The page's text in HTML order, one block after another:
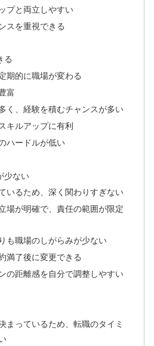
プと両立しやすい
スを重視できる
る
期的に職場が変わる
富
く、経験を積むチャンスが多い
キルアップに有利
ハードルが低い
少ない
いるため、深く関わりすぎない
場が明確で、責任の範囲が限定
も職場のしがらみが少ない
満了後に変更できる
の距離感を自分で調整しやすい
まっているため、転職のタイミ